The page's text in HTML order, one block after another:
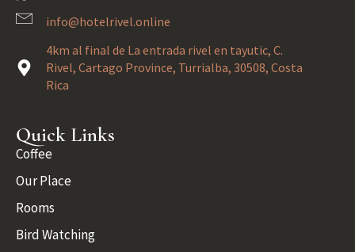
info@hotelrivel.online
4km al final de La entrada rivel en tayutic, C.
Rivel, Cartago Province, Turrialba, 30508, Costa
Rica
Quick Links
Coffee
Our Place
Rooms
Bird Watching